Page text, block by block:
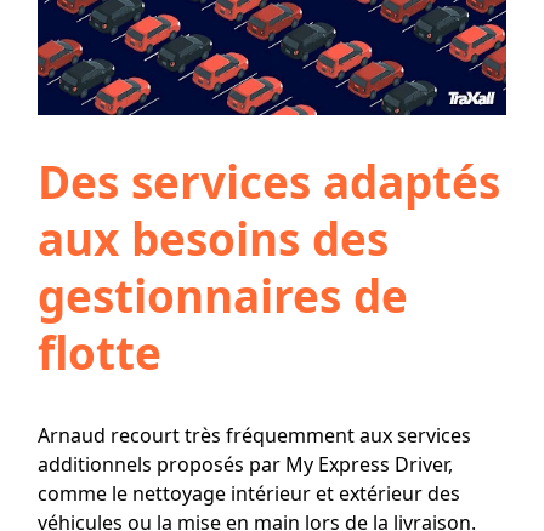
Des services adaptés
aux besoins des
gestionnaires de
flotte
Arnaud recourt très fréquemment aux services
additionnels proposés par My Express Driver,
comme le nettoyage intérieur et extérieur des
véhicules ou la mise en main lors de la livraison.